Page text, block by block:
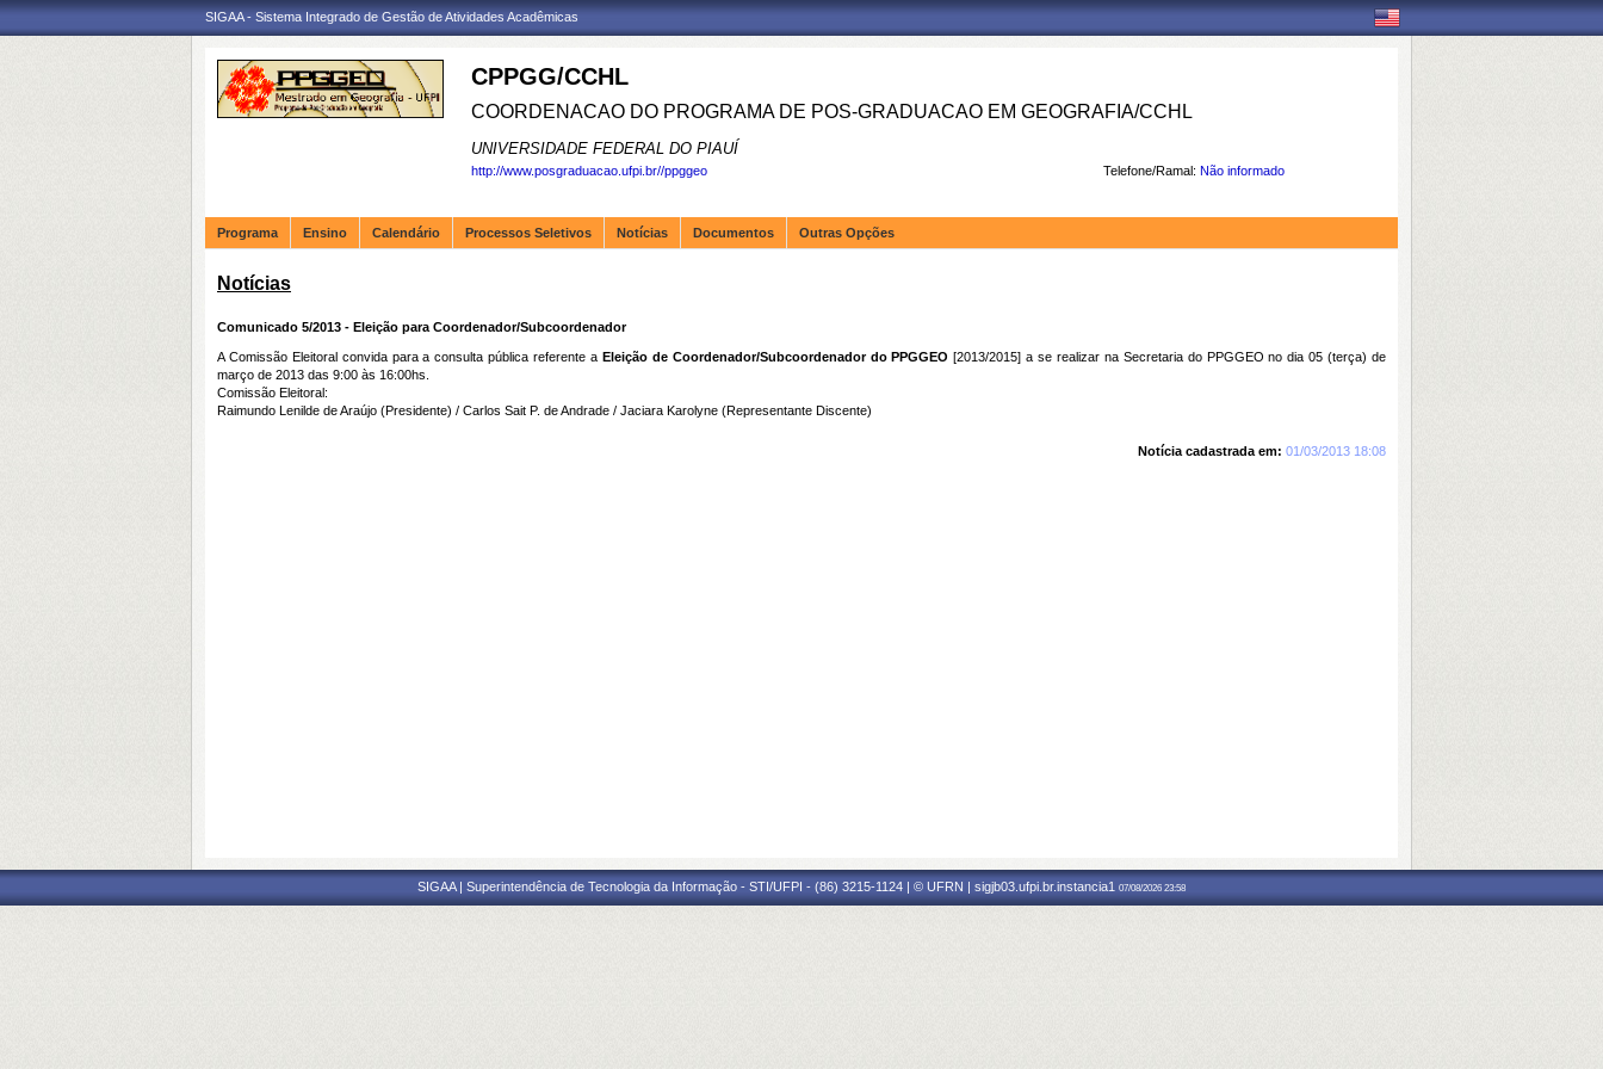
SIGAA - Sistema Integrado de Gestão de Atividades Acadêmicas
CPPGG/CCHL
COORDENACAO DO PROGRAMA DE POS-GRADUACAO EM GEOGRAFIA/CCHL
UNIVERSIDADE FEDERAL DO PIAUÍ
Telefone/Ramal: Não informado
http://www.posgraduacao.ufpi.br//ppggeo
Programa Ensino Calendário Processos Seletivos Notícias Documentos Outras Opções
Notícias
Comunicado 5/2013 - Eleição para Coordenador/Subcoordenador
A Comissão Eleitoral convida para a consulta pública referente a Eleição de Coordenador/Subcoordenador do PPGGEO [2013/2015] a se realizar na Secretaria do PPGGEO no dia 05 (terça) de
março de 2013 das 9:00 às 16:00hs.
Comissão Eleitoral:
Raimundo Lenilde de Araújo (Presidente) / Carlos Sait P. de Andrade / Jaciara Karolyne (Representante Discente)
Notícia cadastrada em: 01/03/2013 18:08
SIGAA | Superintendência de Tecnologia da Informação - STI/UFPI - (86) 3215-1124 | © UFRN | sigjb03.ufpi.br.instancia1 07/08/2026 23:58